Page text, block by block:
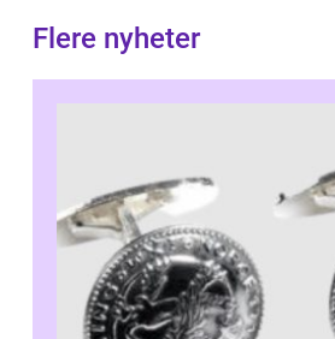
Flere nyheter